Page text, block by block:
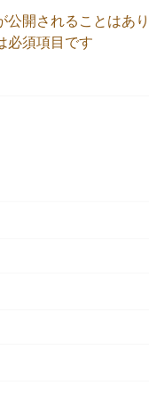
公開されることはあり
必須項目です